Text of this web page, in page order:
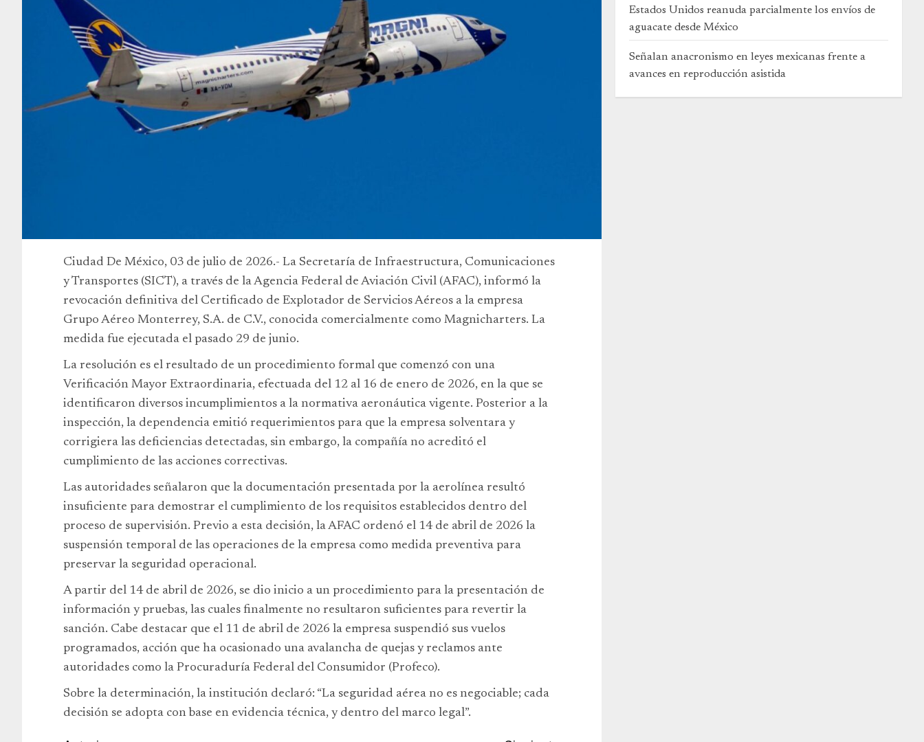
Ciudad De México, 03 de julio de 2026.- La Secretaría de Infraestructura, Comunicaciones
y Transportes (SICT), a través de la Agencia Federal de Aviación Civil (AFAC), informó la
revocación definitiva del Certificado de Explotador de Servicios Aéreos a la empresa
Grupo Aéreo Monterrey, S.A. de C.V., conocida comercialmente como Magnicharters. La
medida fue ejecutada el pasado 29 de junio.
La resolución es el resultado de un procedimiento formal que comenzó con una
Verificación Mayor Extraordinaria, efectuada del 12 al 16 de enero de 2026, en la que se
identificaron diversos incumplimientos a la normativa aeronáutica vigente. Posterior a la
inspección, la dependencia emitió requerimientos para que la empresa solventara y
corrigiera las deficiencias detectadas, sin embargo, la compañía no acreditó el
cumplimiento de las acciones correctivas.
Las autoridades señalaron que la documentación presentada por la aerolínea resultó
insuficiente para demostrar el cumplimiento de los requisitos establecidos dentro del
proceso de supervisión. Previo a esta decisión, la AFAC ordenó el 14 de abril de 2026 la
suspensión temporal de las operaciones de la empresa como medida preventiva para
preservar la seguridad operacional.
A partir del 14 de abril de 2026, se dio inicio a un procedimiento para la presentación de
información y pruebas, las cuales finalmente no resultaron suficientes para revertir la
sanción. Cabe destacar que el 11 de abril de 2026 la empresa suspendió sus vuelos
programados, acción que ha ocasionado una avalancha de quejas y reclamos ante
autoridades como la Procuraduría Federal del Consumidor (Profeco).
Sobre la determinación, la institución declaró: “La seguridad aérea no es negociable; cada
decisión se adopta con base en evidencia técnica, y dentro del marco legal”.
Estados Unidos reanuda parcialmente los envíos de
aguacate desde México
Señalan anacronismo en leyes mexicanas frente a
avances en reproducción asistida